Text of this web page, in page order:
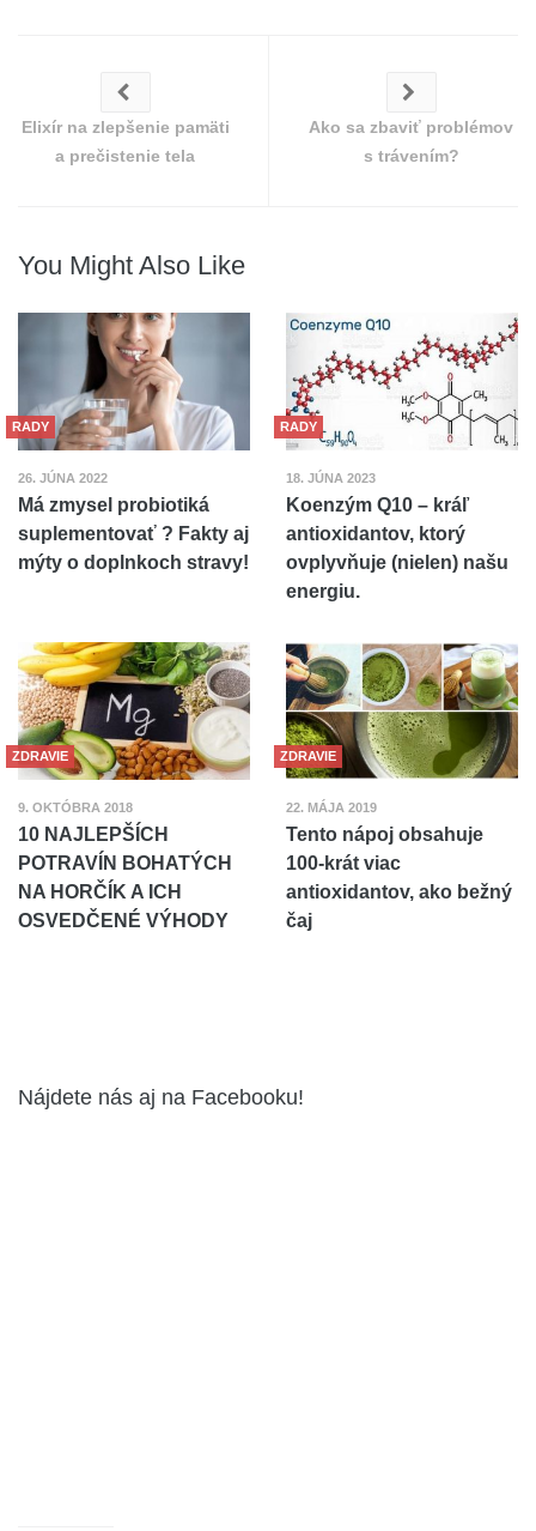
Elixír na zlepšenie pamäti
a prečistenie tela
Ako sa zbaviť problémov
s trávením?
You Might Also Like
RADY
26. JÚNA 2022
Má zmysel probiotiká
suplementovať ? Fakty aj
mýty o doplnkoch stravy!
RADY
18. JÚNA 2023
Koenzým Q10 – kráľ
antioxidantov, ktorý
ovplyvňuje (nielen) našu
energiu.
ZDRAVIE
9. OKTÓBRA 2018
10 NAJLEPŠÍCH
POTRAVÍN BOHATÝCH
NA HORČÍK A ICH
OSVEDČENÉ VÝHODY
ZDRAVIE
22. MÁJA 2019
Tento nápoj obsahuje
100-krát viac
antioxidantov, ako bežný
čaj
Nájdete nás aj na Facebooku!